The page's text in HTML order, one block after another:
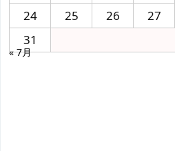
24
25 26 27
31
« 7月